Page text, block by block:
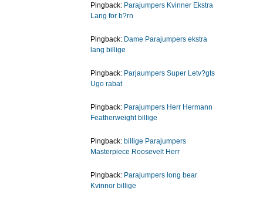
Pingback: Parajumpers Kvinner Ekstra
Lang for b?rn
Pingback: Dame Parajumpers ekstra
lang billige
Pingback: Parjaumpers Super Letv?gts
Ugo rabat
Pingback: Parajumpers Herr Hermann
Featherweight billige
Pingback: billige Parajumpers
Masterpiece Roosevelt Herr
Pingback: Parajumpers long bear
Kvinnor billige